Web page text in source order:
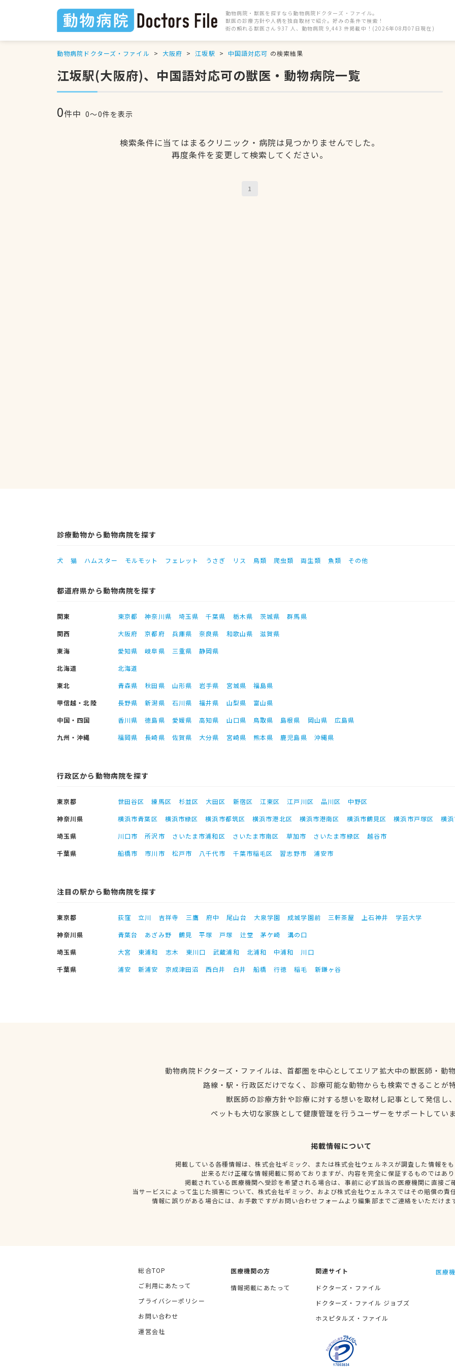
動物病院・獣医を探すなら動物病院ドクターズ・ファイル。
獣医の診療方針や人柄を独自取材で紹介。好みの条件で検索！
街の頼れる獣医さん 937 人、動物病院 9,443 件掲載中！(2026年08月07日現在)
動物病院ドクターズ・ファイル 大阪府 江坂駅 中国語対応可 の検索結果
江坂駅(大阪府)、中国語対応可の獣医・動物病院一覧
0件中 0〜0件を表示
検索条件に当てはまるクリニック・病院は見つかりませんでした。
再度条件を変更して検索してください。
1
診療動物から動物病院を探す
犬 猫 ハムスター モルモット フェレット うさぎ リス 鳥類 爬虫類 両生類 魚類 その他
都道府県から動物病院を探す
関東 東京都 神奈川県 埼玉県 千葉県 栃木県 茨城県
群馬県
関西
大阪府 京都府 兵庫県 奈良県 和歌山県
滋賀県
東海
愛知県 岐阜県 三重県
静岡県
北海道
北海道
東北
青森県 秋田県 山形県 岩手県 宮城県
福島県
甲信越・北陸
長野県 新潟県 石川県 福井県 山梨県
富山県
中国・四国
香川県 徳島県 愛媛県 高知県 山口県 鳥取県 島根県 岡山県
広島県
九州・沖縄
福岡県 長崎県 佐賀県 大分県 宮崎県 熊本県 鹿児島県 沖縄県
行政区から動物病院を探す
東京都 世田谷区 練馬区 杉並区 大田区 新宿区 江東区 江戸川区 品川区
中野区
神奈川県
横浜市青葉区 横浜市緑区 横浜市都筑区 横浜市港北区 横浜市港南区 横浜市鶴見区 横浜市戸塚区
横
埼玉県
川口市 所沢市 さいたま市浦和区 さいたま市南区 草加市 さいたま市緑区
越谷市
千葉県
船橋市 市川市 松戸市 八千代市 千葉市稲毛区 習志野市 浦安市
注目の駅から動物病院を探す
東京都 荻窪 立川 吉祥寺 三鷹 府中 尾山台 大泉学園 成城学園前 三軒茶屋 上石神井
学芸大学
神奈川県
青葉台 あざみ野 鶴見 平塚 戸塚 辻堂 茅ケ崎
溝の口
埼玉県
大宮 東浦和 志木 東川口 武蔵浦和 北浦和 中浦和
川口
千葉県
浦安 新浦安 京成津田沼 西白井 白井 船橋 行徳 稲毛 新鎌ヶ谷
動物病院ドクターズ・ファイルは、首都圏を中心としてエリア拡大中の獣医師・動
路線・駅・行政区だけでなく、診療可能な動物からも検索できることが
獣医師の診療方針や診療に対する想いを取材し記事として発信し
ペットも大切な家族として健康管理を行うユーザーをサポートしてい
掲載情報について
掲載している各種情報は、株式会社ギミック、または株式会社ウェルネスが調査した情報を
出来るだけ正確な情報掲載に努めておりますが、内容を完全に保証するものではあ
掲載されている医療機関へ受診を希望される場合は、事前に必ず該当の医療機関に直接ご
当サービスによって生じた損害について、株式会社ギミック、および株式会社ウェルネスではその賠償の責
情報に誤りがある場合には、お手数ですがお問い合わせフォームより編集部までご連絡をいただけま
総合TOP
ご利用にあたって
プライバシーポリシー
お問い合わせ
運営会社
医療機関の方
情報掲載にあたって
関連サイト
ドクターズ・ファイル
ドクターズ・ファイル ジョブズ
ホスピタルズ・ファイル
医療